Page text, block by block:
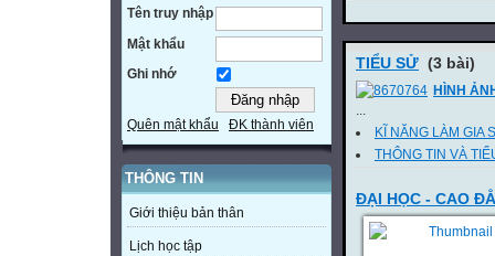
Tên truy nhập
Mật khẩu
Ghi nhớ
Quên mật khẩu ĐK thành viên
THÔNG TIN
Giới thiệu bản thân
Lịch học tập
TIỂU SỬ (3 bài)
HÌNH
...
KĨ NĂNG LÀM GIA
THÔNG TIN VÀ
ĐẠI HỌC - CAO